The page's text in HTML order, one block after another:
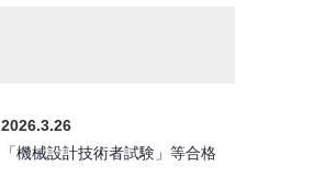
2026.3.26
「機械設計技術者試験」等合格